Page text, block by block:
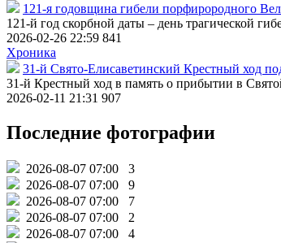
121-я годовщина гибели порфирородного
121-й год скорбной даты – день трагической
2026-02-26 22:59 841
Хроника
31-й Свято-Елисаветинский Крестный ход
31-й Крестный ход в память о прибытии в
2026-02-11 21:31 907
Последние фотографии
2026-08-07 07:00
3
2026-08-07 07:00
9
2026-08-07 07:00
7
2026-08-07 07:00
2
2026-08-07 07:00
4